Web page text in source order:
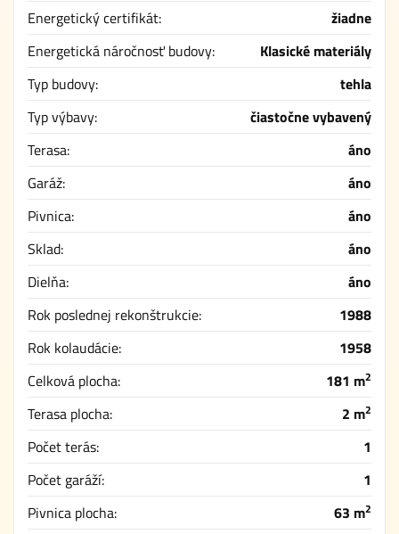
Energetický certifikát:
žiadne
Energetická náročnosť budovy:
Klasické materiály
Typ budovy:
tehla
Typ výbavy:
čiastočne vybavený
Terasa:
áno
Garáž:
áno
Pivnica:
áno
Sklad:
áno
Dielňa:
áno
Rok poslednej rekonštrukcie:
1988
Rok kolaudácie:
1958
Celková plocha:
181 m2
Terasa plocha: 2 m2
Počet terás:
1
Počet garáží:
1
Pivnica plocha:
63 m2